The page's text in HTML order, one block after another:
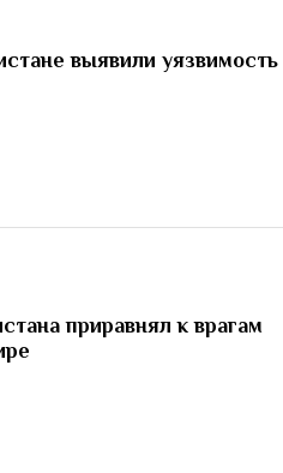
выявили
приравнял к врагам